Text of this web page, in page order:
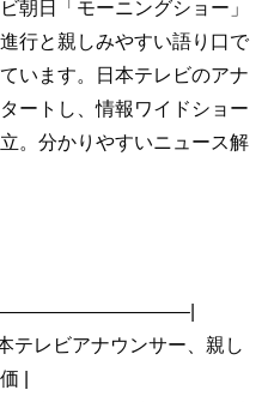
朝日「モーニングショー」
行と親しみやすい語り口で
います。日本テレビのアナ
ートし、情報ワイドショー
。分かりやすいニュース解
テレビアナウンサー、親し
|